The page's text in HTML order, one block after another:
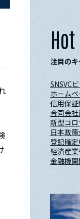
注目の
SNSVC
ホーム
信用保
合同会社
新型コ
日本政
登記確
経済産
金融機関